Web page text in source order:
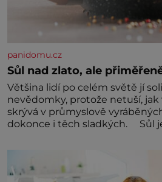
panidomu.cz
Sůl nad zlato, ale
Většina lidí po celém světě jí
nevědomky, protože netuší,
skrývá v průmyslově
dokonce i těch sladkých. Sůl
běžné. Její základní složky–